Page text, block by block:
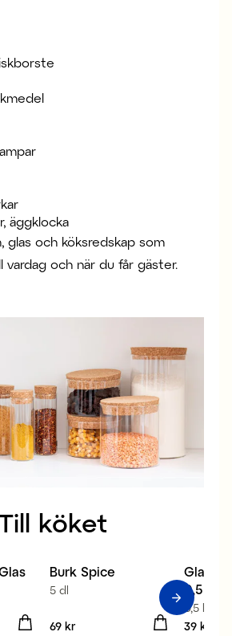
äggklocka
glas och köksredskap som
vardag och när du får gäster.
köket
Burk Spice
5 dl
Pris:
69 kr
4 för 3
0,5 l
0,5 l
Pris
39 kr